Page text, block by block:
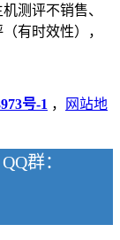
测评不销售、
有时效性），
号-1 ，
网站地
群：